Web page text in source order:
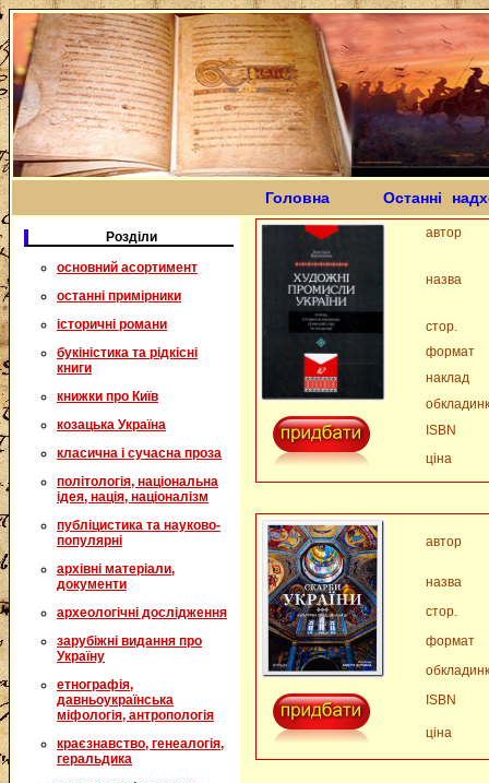
Головна Останні
Розділи
основний асортимент
останні примірники
історичні романи
букіністика та рідкісні
книги
книжки про Київ
козацька Україна
класична і сучасна проза
політологія, національна
ідея, нація, націоналізм
публіцистика та науково-
популярні
архівні матеріали,
документи
археологічні дослідження
зарубіжні видання про
Україну
етнографія,
давньоукраїнська
міфологія, антропологія
краєзнавство, генеалогія,
геральдика
автор
назва
стор.
формат
наклад
ISBN
ціна
автор
назва
стор.
формат
ISBN
ціна